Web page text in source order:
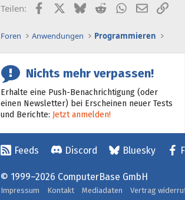
Teilen: FacebookX (Twitter)
BlueskyRedditWhatsApp
E-MailLink
Foren Anwendungen Programmieren
Nichts mehr verpassen!
Erhalte eine Push-Benachrichtigung (oder
einen Newsletter) bei Erscheinen neuer Tests
und Berichte: Jetzt anmelden!
Feeds Discord Bluesky
© 1999–2026 ComputerBase GmbH
Impressum Kontakt Mediadaten Vertrag